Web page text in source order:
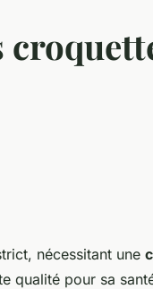
nécessitant une
qualité pour sa